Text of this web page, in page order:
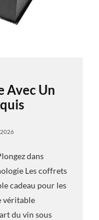
Avec Un
dans
Les coffrets
cadeau pour les
véritable
du vin sous